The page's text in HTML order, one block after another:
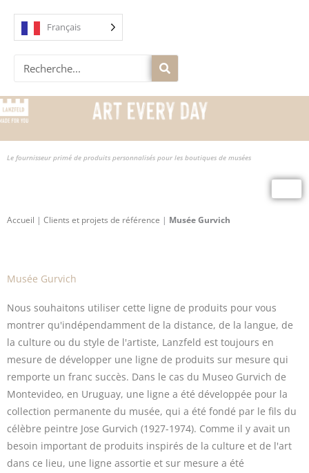
content
Français
Recherche
Le fournisseur primé de produits personnalisés pour les boutiques de musées
Accueil | Clients et projets de référence | Musée Gurvich
Musée Gurvich
Nous souhaitons utiliser cette ligne de produits pour vous
montrer qu'indépendamment de la distance, de la langue, de
la culture ou du style de l'artiste, Lanzfeld est toujours en
mesure de développer une ligne de produits sur mesure qui
remporte un franc succès. Dans le cas du Museo Gurvich de
Montevideo, en Uruguay, une ligne a été développée pour la
collection permanente du musée, qui a été fondé par le fils du
célèbre peintre Jose Gurvich (1927-1974). Comme il y avait un
besoin important de produits inspirés de la culture et de l'art
dans ce lieu, une ligne assortie et sur mesure a été